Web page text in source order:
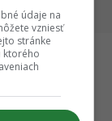
údaje na
vzniesť
stránke
ktorého